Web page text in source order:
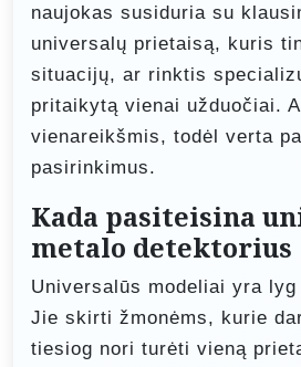
naujokas susiduria su
universalų prietaisą, kuris
situacijų, ar rinktis
pritaikytą vienai užduočiai.
vienareikšmis, todėl verta
pasirinkimus.
Kada pasiteisina
metalo detektorius
Universalūs modeliai yra
Jie skirti žmonėms, kurie
tiesiog nori turėti vieną